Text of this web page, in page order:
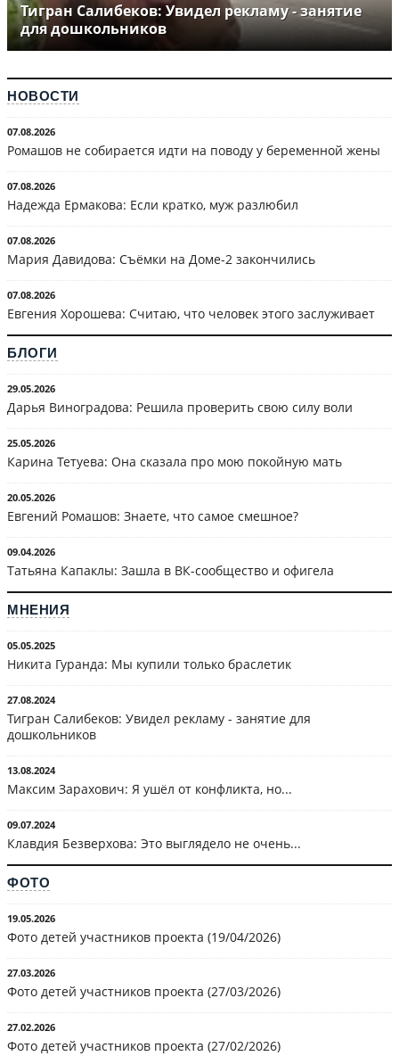
Тигран Салибеков: Увидел рекламу - занятие
для дошкольников
НОВОСТИ
07.08.2026
Ромашов не собирается идти на поводу у беременной жены
07.08.2026
Надежда Ермакова: Если кратко, муж разлюбил
07.08.2026
Мария Давидова: Съёмки на Доме-2 закончились
07.08.2026
Евгения Хорошева: Считаю, что человек этого заслуживает
БЛОГИ
29.05.2026
Дарья Виноградова: Решила проверить свою силу воли
25.05.2026
Карина Тетуева: Она сказала про мою покойную мать
20.05.2026
Евгений Ромашов: Знаете, что самое смешное?
09.04.2026
Татьяна Капаклы: Зашла в ВК-сообщество и офигела
МНЕНИЯ
05.05.2025
Никита Гуранда: Мы купили только браслетик
27.08.2024
Тигран Салибеков: Увидел рекламу - занятие для
дошкольников
13.08.2024
Максим Зарахович: Я ушёл от конфликта, но...
09.07.2024
Клавдия Безверхова: Это выглядело не очень...
ФОТО
19.05.2026
Фото детей участников проекта (19/04/2026)
27.03.2026
Фото детей участников проекта (27/03/2026)
27.02.2026
Фото детей участников проекта (27/02/2026)